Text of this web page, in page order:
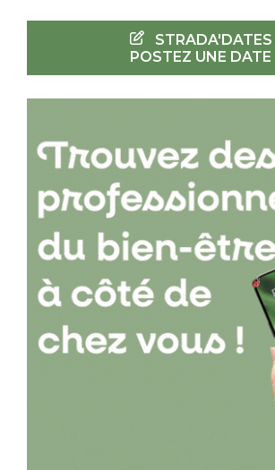
STRADA'DATES
POSTEZ UNE DATE